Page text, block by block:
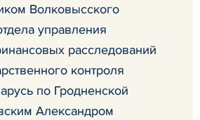
Волковысского
управления
расследований
контроля
по Гродненской
Александром